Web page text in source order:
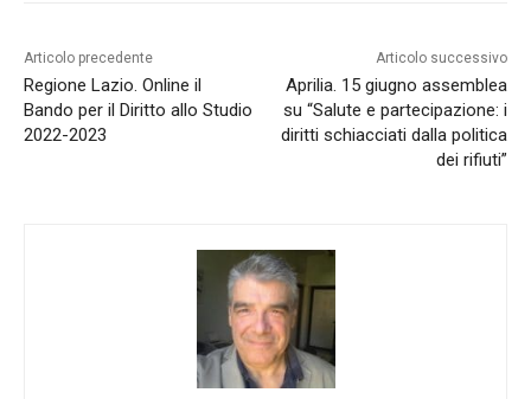
Articolo precedente
Regione Lazio. Online il
Bando per il Diritto allo Studio
2022-2023
Articolo successivo
Aprilia. 15 giugno assemblea
su “Salute e partecipazione: i
diritti schiacciati dalla politica
dei rifiuti”